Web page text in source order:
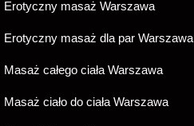
Erotyczny masaż Warszawa
Erotyczny masaż dla par Warszawa
Masaż całego ciała Warszawa
Masaż ciało do ciała Warszawa